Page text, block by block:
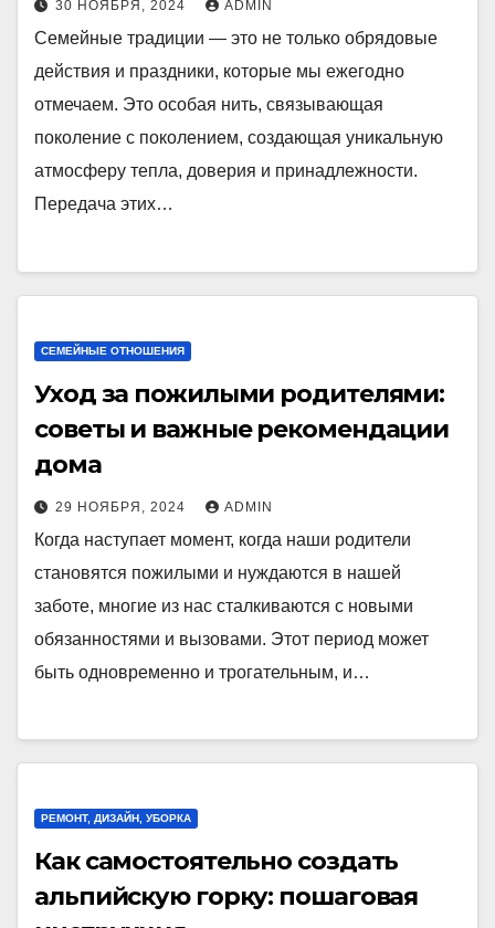
30 НОЯБРЯ, 2024 ADMIN
Семейные традиции — это не только обрядовые
действия и праздники, которые мы ежегодно
отмечаем. Это особая нить, связывающая
поколение с поколением, создающая уникальную
атмосферу тепла, доверия и принадлежности.
Передача этих…
СЕМЕЙНЫЕ ОТНОШЕНИЯ
Уход за пожилыми родителями:
советы и важные рекомендации
дома
29 НОЯБРЯ, 2024 ADMIN
Когда наступает момент, когда наши родители
становятся пожилыми и нуждаются в нашей
заботе, многие из нас сталкиваются с новыми
обязанностями и вызовами. Этот период может
быть одновременно и трогательным, и…
РЕМОНТ, ДИЗАЙН, УБОРКА
Как самостоятельно создать
альпийскую горку: пошаговая